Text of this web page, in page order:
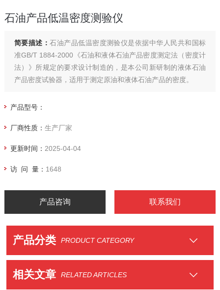
石油产品低温密度测验仪
简要描述：石油产品低温密度测验仪是依据中华人民共和国标
准GB/T 1884-2000《石油和液体石油产品密度测定法（密度计
法）》所规定的要求设计制造的，是本公司新研制的液体石油
产品密度试验器，适用于测定原油和液体石油产品的密度。
产品型号：
厂商性质： 生产厂家
更新时间： 2025-04-04
访 问 量： 1648
产品咨询 联系我们
产品分类 PRODUCT CATEGORY
相关文章 RELATED ARTICLES